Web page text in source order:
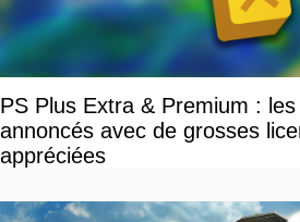
PS Plus Extra & Premium :
annoncés avec de grosses
appréciées